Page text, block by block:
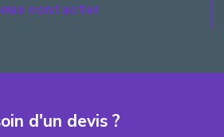
contacter
d'un devis ?